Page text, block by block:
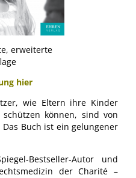
erweiterte
hier
wie Eltern ihre Kinder
können, sind von
Buch ist ein gelungener
Bestseller-Autor und
der Charité –